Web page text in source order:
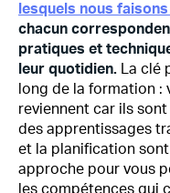
lesquels nous
chacun
pratiques et
leur quotidien. La clé
long de la formation
reviennent car ils
des apprentissages
et la planification
approche pour vous
les compétences qui